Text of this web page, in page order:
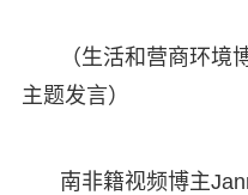
（生活和营商环境
主题发言）
南非籍视频博主